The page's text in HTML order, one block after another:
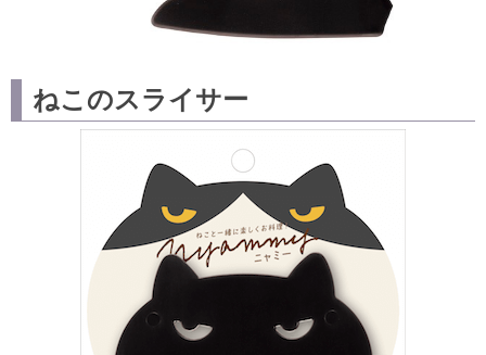
ねこのスライサー